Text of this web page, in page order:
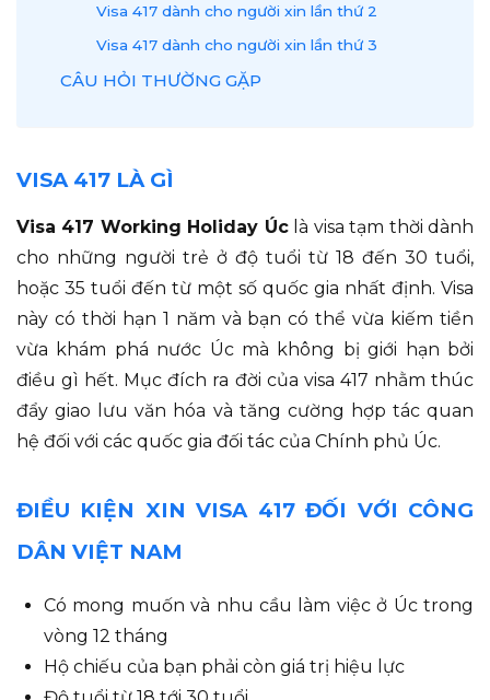
Visa 417 dành cho người xin lần thứ 2
Visa 417 dành cho người xin lần thứ 3
CÂU HỎI THƯỜNG GẶP
VISA 417 LÀ GÌ
Visa 417 Working Holiday Úclà visa tạm thời dành
cho những người trẻ ở độ tuổi từ 18 đến 30 tuổi,
hoặc 35 tuổi đến từ một số quốc gia nhất định. Visa
này có thời hạn 1 năm và bạn có thể vừa kiếm tiền
vừa khám phá nước Úc mà không bị giới hạn bởi
điều gì hết. Mục đích ra đời của visa 417 nhằm thúc
đẩy giao lưu văn hóa và tăng cường hợp tác quan
hệ đối với các quốc gia đối tác của Chính phủ Úc.
ĐIỀU KIỆN XIN VISA 417 ĐỐI VỚI CÔNG
DÂN VIỆT NAM
Có mong muốn và nhu cầu làm việc ở Úc trong
vòng 12 tháng
Hộ chiếu của bạn phải còn giá trị hiệu lực